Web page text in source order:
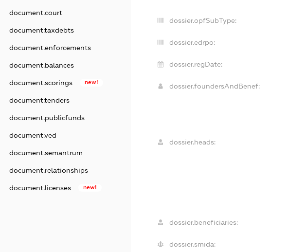
document.court
document.taxdebts
document.enforcements
document.balances
document.scorings new!
document.tenders
document.publicfunds
document.ved
document.semantrum
document.relationships
document.licenses new!
dossier.opfSubType:
dossier.edrpo:
dossier.regDate:
dossier.foundersAndBenef:
dossier.heads:
dossier.beneficiaries:
dossier.smida: